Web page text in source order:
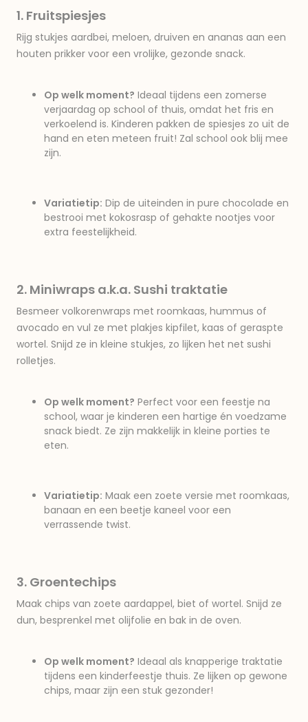
1. Fruitspiesjes
Rijg stukjes aardbei, meloen, druiven en ananas aan een
houten prikker voor een vrolijke, gezonde snack.
Op welk moment? Ideaal tijdens een zomerse
verjaardag op school of thuis, omdat het fris en
verkoelend is. Kinderen pakken de spiesjes zo uit de
hand en eten meteen fruit! Zal school ook blij mee
zijn.
Variatietip: Dip de uiteinden in pure chocolade en
bestrooi met kokosrasp of gehakte nootjes voor
extra feestelijkheid.
2. Miniwraps a.k.a. Sushi traktatie
Besmeer volkorenwraps met roomkaas, hummus of
avocado en vul ze met plakjes kipfilet, kaas of geraspte
wortel. Snijd ze in kleine stukjes, zo lijken het net sushi
rolletjes.
Op welk moment? Perfect voor een feestje na
school, waar je kinderen een hartige én voedzame
snack biedt. Ze zijn makkelijk in kleine porties te
eten.
Variatietip: Maak een zoete versie met roomkaas,
banaan en een beetje kaneel voor een
verrassende twist.
3. Groentechips
Maak chips van zoete aardappel, biet of wortel. Snijd ze
dun, besprenkel met olijfolie en bak in de oven.
Op welk moment? Ideaal als knapperige traktatie
tijdens een kinderfeestje thuis. Ze lijken op gewone
chips, maar zijn een stuk gezonder!